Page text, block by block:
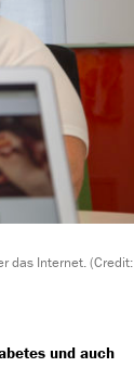
das Internet. (Credit:
und auch